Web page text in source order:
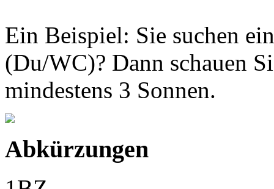
Ein Beispiel: Sie suchen
(Du/WC)? Dann schauen
mindestens 3 Sonnen.
Abkürzungen